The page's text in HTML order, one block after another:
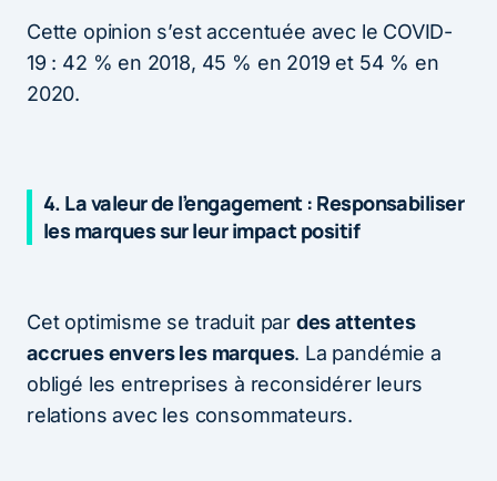
Cette opinion s’est accentuée avec le COVID-
19 : 42 % en 2018, 45 % en 2019 et 54 % en
2020.
4. La valeur de l’engagement : Responsabiliser
les marques sur leur impact positif
Cet optimisme se traduit par des attentes
accrues envers les marques. La pandémie a
obligé les entreprises à reconsidérer leurs
relations avec les consommateurs.